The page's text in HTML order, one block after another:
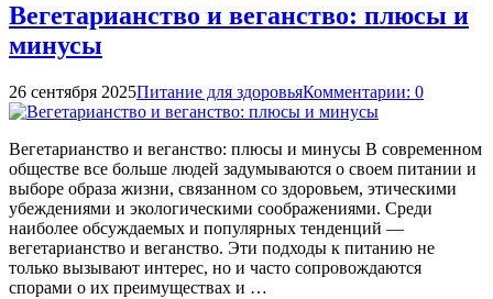
Вегетарианство и веганство: плюсы и
минусы
26 сентября 2025Питание для здоровьяКомментарии: 0
Вегетарианство и веганство: плюсы и минусы В современном
обществе все больше людей задумываются о своем питании и
выборе образа жизни, связанном со здоровьем, этическими
убеждениями и экологическими соображениями. Среди
наиболее обсуждаемых и популярных тенденций —
вегетарианство и веганство. Эти подходы к питанию не
только вызывают интерес, но и часто сопровождаются
спорами о их преимуществах и …